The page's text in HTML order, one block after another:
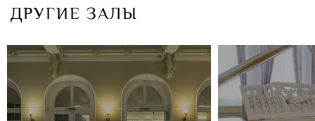
ДРУГИЕ ЗАЛЫ